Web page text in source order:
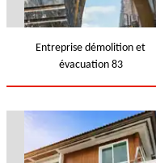
Entreprise démolition et
évacuation 83